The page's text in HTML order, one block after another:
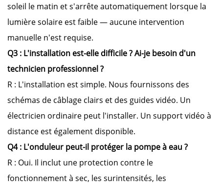
soleil le matin et s'arrête automatiquement lorsque la
lumière solaire est faible — aucune intervention
manuelle n'est requise.
Q3 : L'installation est-elle difficile ? Ai-je besoin d'un
technicien professionnel ?
R : L'installation est simple. Nous fournissons des
schémas de câblage clairs et des guides vidéo. Un
électricien ordinaire peut l'installer. Un support vidéo à
distance est également disponible.
Q4 : L'onduleur peut-il protéger la pompe à eau ?
R : Oui. Il inclut une protection contre le
fonctionnement à sec, les surintensités, les